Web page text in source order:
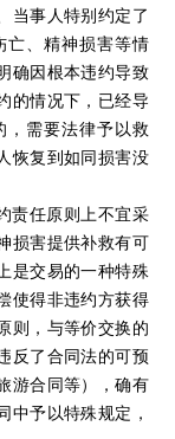
当事人特别约定了
亡、精神损害等情
确因根本违约导致
的情况下，已经导
需要法律予以救
恢复到如同损害没
责任原则上不宜采
损害提供补救有可
是交易的一种特殊
使得非违约方获得
则，与等价交换的
反了合同法的可预
游合同等），确有
中予以特殊规定，